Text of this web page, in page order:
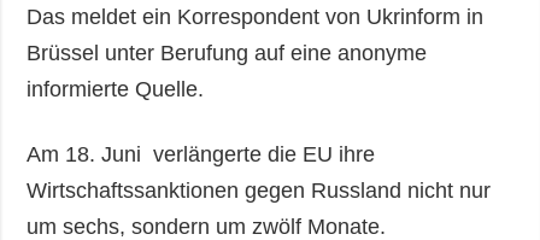
Das meldet ein Korrespondent von Ukrinform in
Brüssel unter Berufung auf eine anonyme
informierte Quelle.
Am 18. Juni verlängerte die EU ihre
Wirtschaftssanktionen gegen Russland nicht nur
um sechs, sondern um zwölf Monate.